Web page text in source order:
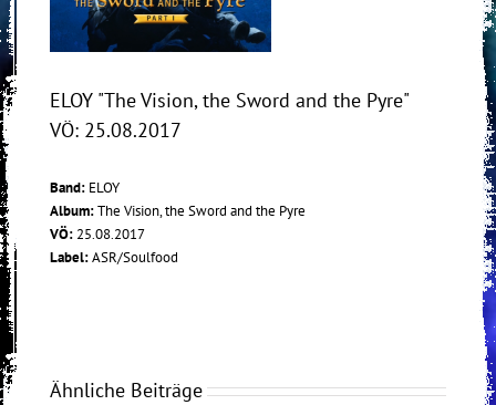
ELOY "The Vision, the Sword and the Pyre"
VÖ: 25.08.2017
Band: ELOY
Album:The Vision, the Sword and the Pyre
VÖ:25.08.2017
Label:ASR/Soulfood
Ähnliche Beiträge